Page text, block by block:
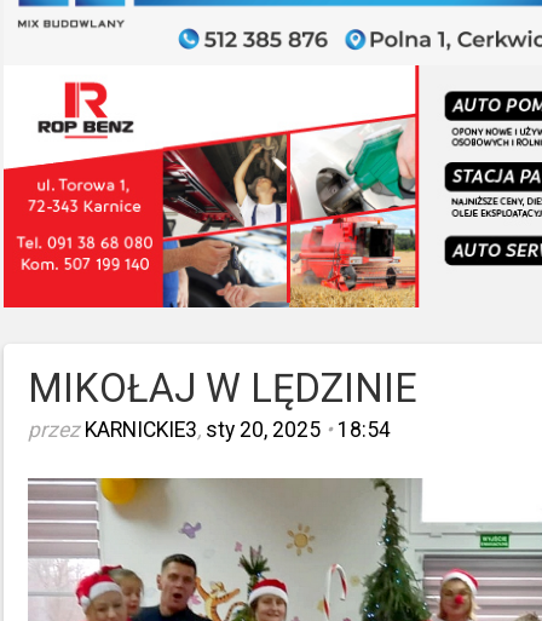
MIKOŁAJ W LĘDZINIE
przez KARNICKIE3, sty 20, 2025• 18:54